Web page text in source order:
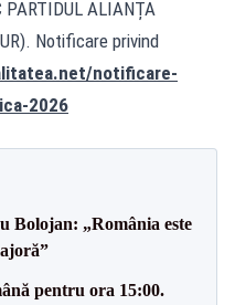
ALIANȚA
Notificare privind
notificare-
2026
Bolojan: „România este
pentru ora 15:00.